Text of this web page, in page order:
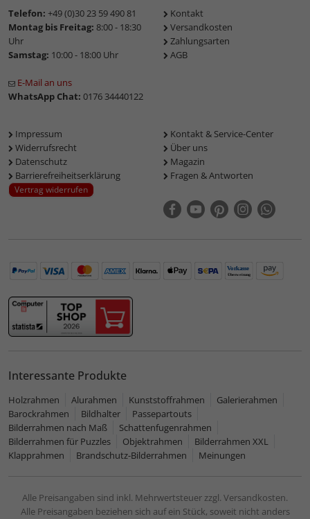
Telefon: +49 (0)30 23 59 490 81
Montag bis Freitag: 8:00 - 18:30
Uhr
Samstag: 10:00 - 18:00 Uhr
E-Mail an uns
WhatsApp Chat: 0176 34440122
Kontakt
Versandkosten
Zahlungsarten
AGB
Impressum
Widerrufsrecht
Datenschutz
Barrierefreiheitserklärung
Vertrag widerrufen
Kontakt & Service-Center
Über uns
Magazin
Fragen & Antworten
Interessante Produkte
Holzrahmen Alurahmen Kunststoffrahmen
Galerierahmen
Barockrahmen
Bildhalter
Passepartouts
Bilderrahmen nach Maß
Schattenfugenrahmen
Bilderrahmen für Puzzles
Objektrahmen
Bilderrahmen XXL
Klapprahmen
Brandschutz-Bilderrahmen Meinungen
Alle Preisangaben sind inkl. Mehrwertsteuer zzgl. Versandkosten.
Alle Preisangaben beziehen sich auf ein Stück, soweit nicht anders